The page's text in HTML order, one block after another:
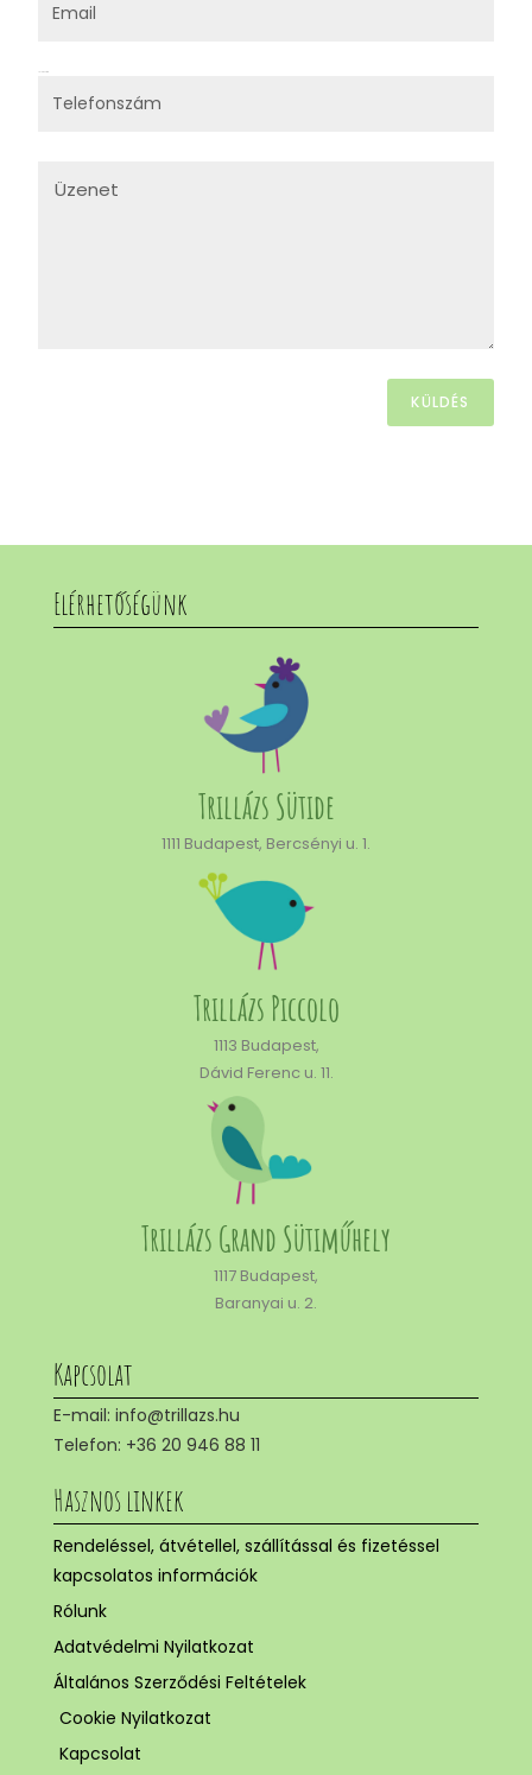
KÜLDÉS
Elérhetőségünk
Trillázs Sütide
1111 Budapest, Bercsényi u. 1.
Trillázs Piccolo
1113 Budapest,
Dávid Ferenc u. 11.
Trillázs Grand Sütiműhely
1117 Budapest,
Baranyai u. 2.
Kapcsolat
E-mail: info@trillazs.hu
Telefon: +36 20 946 88 11
Hasznos linkek
Rendeléssel, átvétellel, szállítással és fizetéssel
kapcsolatos információk
Rólunk
Adatvédelmi Nyilatkozat
Általános Szerződési Feltételek
Cookie Nyilatkozat
Kapcsolat